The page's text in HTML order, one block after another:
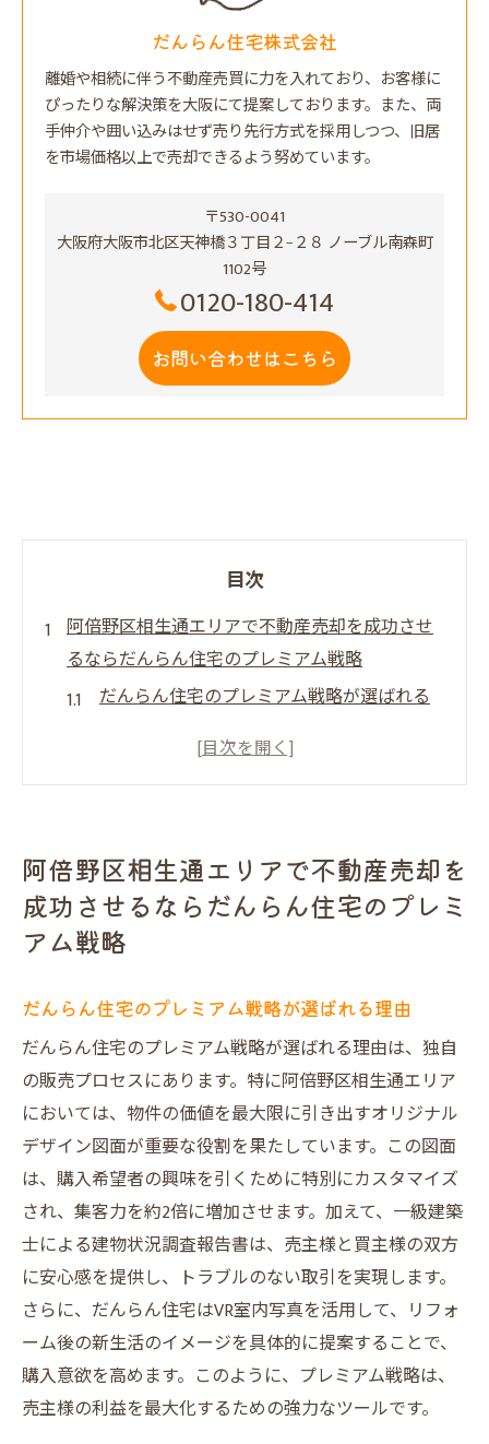
だんらん住宅株式会社
離婚や相続に伴う不動産売買に力を入れており、お客様に
ぴったりな解決策を大阪にて提案しております。また、両
手仲介や囲い込みはせず売り先行方式を採用しつつ、旧居
を市場価格以上で売却できるよう努めています。
〒530-0041
大阪府大阪市北区天神橋３丁目２−２８ ノーブル南森町
1102号
0120-180-414
お問い合わせはこちら
目次
阿倍野区相生通エリアで不動産売却を成功させ
るならだんらん住宅のプレミアム戦略
だんらん住宅のプレミアム戦略が選ばれる
だんらん住宅のサポート体制と安心取引
売却成功者の声を活かした戦略のメリット
地元の不動産専門家によるアドバイス
面で不動産の魅力を最大限に引き出す方法
オリジナルデザイン図面の特徴と効果
デザイン図面がもたらす集客効果
他社と差別化できるポイントとは
視覚的魅力を高めるデザインの活用法
買主の心を掴むプレゼン手法
売主様の満足度を高める取り組み
一級建築士による建物状況調査報告書が不動産
取引に安心をもたらす理由
建物状況調査報告書の重要性
プロの目で見た建物評価
トラブルを未然に防ぐ方法
阿倍野区相生通エリアで不動産売却を
成功させるならだんらん住宅のプレミ
アム戦略
だんらん住宅のプレミアム戦略が選ばれる理由
だんらん住宅のプレミアム戦略が選ばれる理由は、独自
の販売プロセスにあります。特に阿倍野区相生通エリア
においては、物件の価値を最大限に引き出すオリジナル
デザイン図面が重要な役割を果たしています。この図面
は、購入希望者の興味を引くために特別にカスタマイズ
され、集客力を約2倍に増加させます。加えて、一級建築
士による建物状況調査報告書は、売主様と買主様の双方
に安心感を提供し、トラブルのない取引を実現します。
さらに、だんらん住宅はVR室内写真を活用して、リフォ
ーム後の新生活のイメージを具体的に提案することで、
購入意欲を高めます。このように、プレミアム戦略は、
売主様の利益を最大化するための強力なツールです。